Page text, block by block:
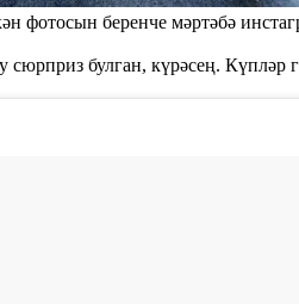
фотосын беренче мәртәбә
сюрприз булган, күрәсең.